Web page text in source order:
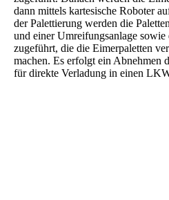
dann mittels kartesische Roboter
der Palettierung werden die
und einer Umreifungsanlage
zugeführt, die die Eimerpaletten
machen. Es erfolgt ein Abnehmen
für direkte Verladung in einen